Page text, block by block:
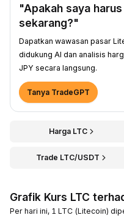
"Apakah saya
sekarang?"
Dapatkan wawasan pasar
didukung AI dan analisis
JPY secara langsung.
Tanya TradeGPT
Harga LTC
Trade LTC/USDT
Grafik Kurs LTC
Per hari ini, 1 LTC (Litecoin)